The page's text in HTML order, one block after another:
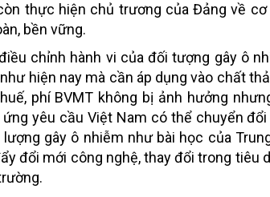
thực hiện chủ trương của Đảng về
bền vững.
chỉnh hành vi của đối tượng gây ô
hiện nay mà cần áp dụng vào chất
phí BVMT không bị ảnh hưởng
yêu cầu Việt Nam có thể chuyển
gây ô nhiễm như bài học của
đổi mới công nghệ, thay đổi trong tiêu